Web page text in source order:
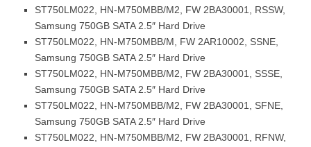
ST750LM022, HN-M750MBB/M2, FW 2BA30001, RSSW,
Samsung 750GB SATA 2.5″ Hard Drive
ST750LM022, HN-M750MBB/M, FW 2AR10002, SSNE,
Samsung 750GB SATA 2.5″ Hard Drive
ST750LM022, HN-M750MBB/M2, FW 2BA30001, SSSE,
Samsung 750GB SATA 2.5″ Hard Drive
ST750LM022, HN-M750MBB/M2, FW 2BA30001, SFNE,
Samsung 750GB SATA 2.5″ Hard Drive
ST750LM022, HN-M750MBB/M2, FW 2BA30001, RFNW,